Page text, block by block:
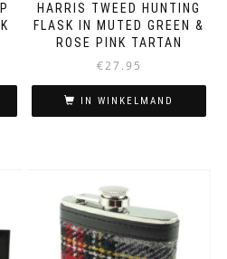
HARRIS TWEED HUNTING
FLASK IN MUTED GREEN &
ROSE PINK TARTAN
€27.95
IN WINKELMAND